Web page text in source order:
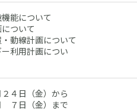
能について
ついて
動線計画について
利用計画につい
４日（金）から
７日（金）まで